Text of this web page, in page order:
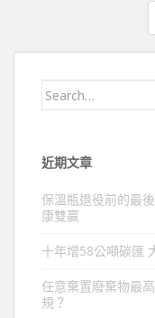
Search
近期文章
保溫瓶退役前的最
康雙贏
十年增58公噸碳匯
任意棄置廢棄物最
規？